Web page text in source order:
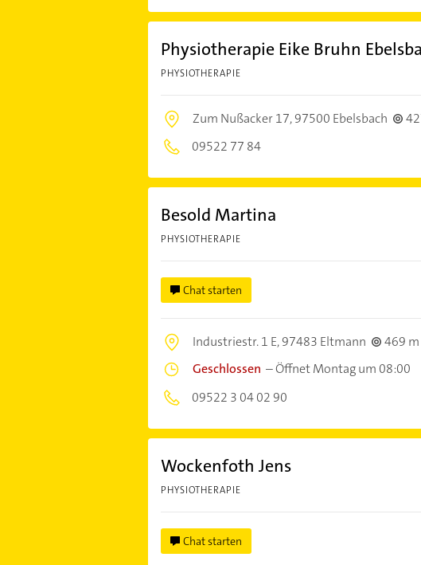
Physiotherapie Eike Bruhn
PHYSIOTHERAPIE
Zum Nußacker 17,97500 Ebelsbach
09522 77 84
Besold Martina
PHYSIOTHERAPIE
Chat starten
Industriestr. 1 E,97483 Eltmann
469 m
Geschlossen –Öffnet Montag um 08:00
09522 3 04 02 90
Wockenfoth Jens
PHYSIOTHERAPIE
Chat starten